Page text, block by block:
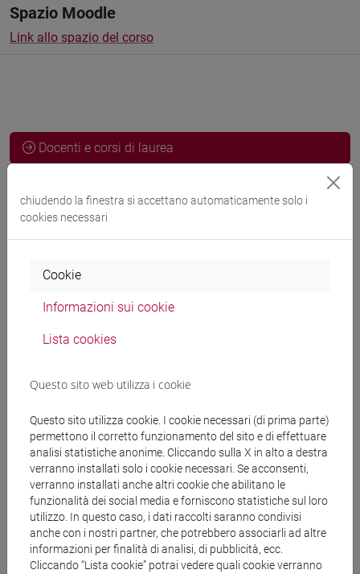
Spazio Moodle
Link allo spazio del corso
Docenti e corsi di laurea
Docenti
Materiali didattici
Materiali su Moodle
Corsi di studio e percorsi
[LT40] LINGUE, CULTURE E SOCIETÀ DELL'ASIA
E DELL'AFRICA MEDITERRANEA - Laurea
cina/subcontinente indiano/giappone/corea
chiudendo la finestra si accettano automaticamente solo i
cookies necessari
Cookie
Informazioni sui cookie
Lista cookies
Questo sito web utilizza i cookie
Questo sito utilizza cookie. I cookie necessari (di prima parte)
permettono il corretto funzionamento del sito e di effettuare
analisi statistiche anonime. Cliccando sulla X in alto a destra
verranno installati solo i cookie necessari. Se acconsenti,
verranno installati anche altri cookie che abilitano le
funzionalità dei social media e forniscono statistiche sul loro
utilizzo. In questo caso, i dati raccolti saranno condivisi
anche con i nostri partner, che potrebbero associarli ad altre
informazioni per finalità di analisi, di pubblicità, ecc.
Cliccando “Lista cookie” potrai vedere quali cookie verranno